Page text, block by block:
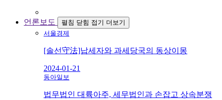
언론보도 펼침 닫힘 접기 더보기
서울경제
[솔선守法]납세자와 과세당국의 동상이몽
2024-01-21
동아일보
법무법인 대륙아주, 세무법인과 손잡고 상속분쟁